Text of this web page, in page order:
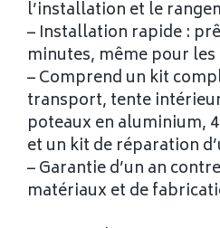
l’installation et le
– Installation rapide :
minutes, même pour
– Comprend un kit
transport, tente
poteaux en aluminium,
et un kit de réparation
– Garantie d’un an
matériaux et de